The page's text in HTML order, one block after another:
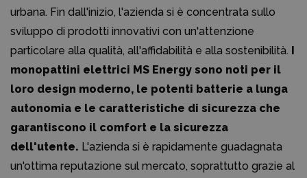
urbana. Fin dall'inizio, l'azienda si è concentrata sullo
sviluppo di prodotti innovativi con un'attenzione
particolare alla qualità, all'affidabilità e alla sostenibilità. I
monopattini elettrici MS Energy sono noti per il
loro design moderno, le potenti batterie a lunga
autonomia e le caratteristiche di sicurezza che
garantiscono il comfort e la sicurezza
dell'utente. L'azienda si è rapidamente guadagnata
un'ottima reputazione sul mercato, soprattutto grazie al